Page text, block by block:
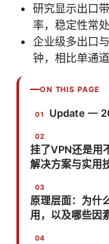
研究显示出口
率，稳定性常
企业级多出口
钟，相比单通
ON THIS PAGE
Update —
挂了VPN还是用
解决方案与实用
原理层面：为什
用，以及哪些因